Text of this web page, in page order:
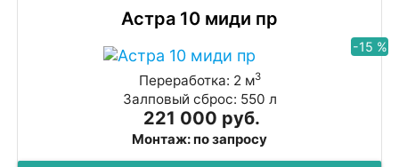
Астра 10 миди пр
-15 %
Переработка: 2 м3
Залповый сброс: 550 л
221 000 руб.
Монтаж: по запросу